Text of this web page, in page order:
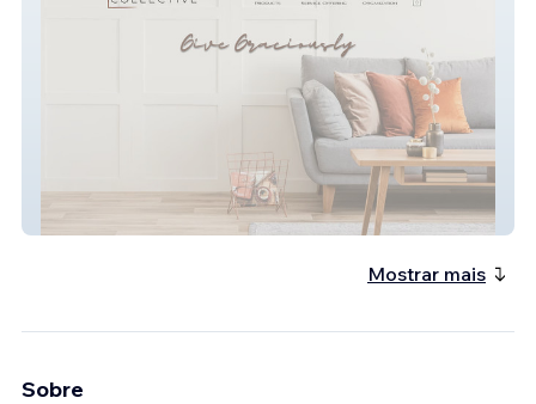
The Closing Collective
Mostrar mais
Sobre